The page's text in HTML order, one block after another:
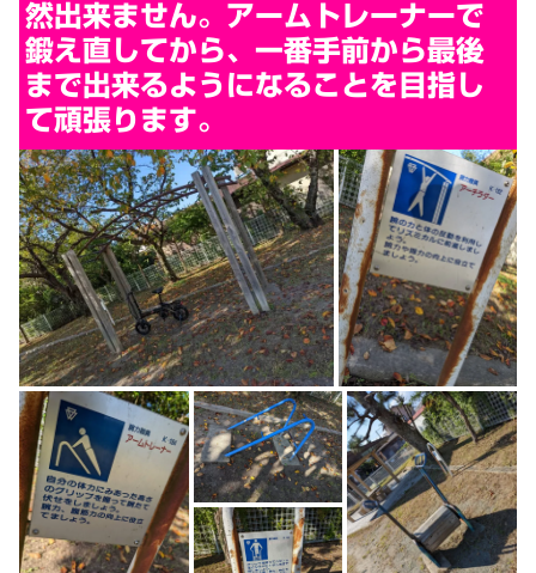
然出来ません。アームトレーナーで
鍛え直してから、一番手前から最後
まで出来るようになることを目指し
て頑張ります。